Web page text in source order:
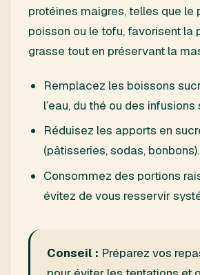
protéines maigres, telles que le
poisson ou le tofu, favorisent la
grasse tout en préservant la
Remplacez les boissons
l’eau, du thé ou des infusions
Réduisez les apports en
(pâtisseries, sodas, bonbons).
Consommez des portions
évitez de vous resservir
Conseil : Préparez vos